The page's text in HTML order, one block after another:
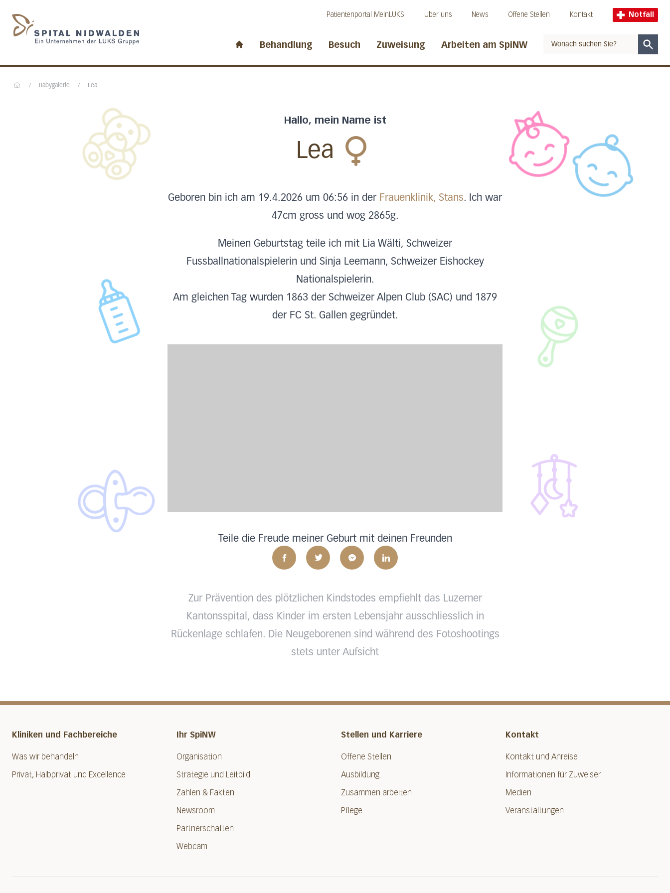
Patientenportal MeinLUKS Über uns News Offene Stellen Kontakt Notfall
Behandlung Besuch Zuweisung Arbeiten am SpiNW
/ Babygalerie / Lea
Hallo, mein Name ist
Lea
Geboren bin ich am 19.4.2026 um 06:56 in der Frauenklinik, Stans. Ich war
47cm gross und wog 2865g.
Meinen Geburtstag teile ich mit Lia Wälti, Schweizer
Fussballnationalspielerin und Sinja Leemann, Schweizer Eishockey
Nationalspielerin.
Am gleichen Tag wurden 1863 der Schweizer Alpen Club (SAC) und 1879
der FC St. Gallen gegründet.
Teile die Freude meiner Geburt mit deinen Freunden
Zur Prävention des plötzlichen Kindstodes empfiehlt das Luzerner
Kantonsspital, dass Kinder im ersten Lebensjahr ausschliesslich in
Rückenlage schlafen. Die Neugeborenen sind während des Fotoshootings
stets unter Aufsicht
Kliniken und Fachbereiche
Was wir behandeln
Privat, Halbprivat und Excellence
Ihr SpiNW
Organisation
Strategie und Leitbild
Zahlen & Fakten
Newsroom
Partnerschaften
Webcam
Stellen und Karriere
Offene Stellen
Ausbildung
Zusammen arbeiten
Pflege
Kontakt
Kontakt und Anreise
Informationen für Zuweiser
Medien
Veranstaltungen